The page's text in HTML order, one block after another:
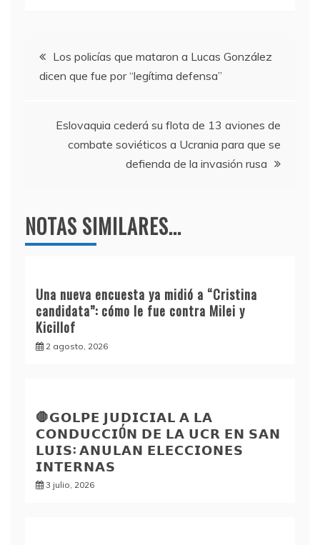
b
o
k
a
m
A
p
Navegación
de
entradas
Los policías que mataron a Lucas González
dicen que fue por “legítima defensa”
Eslovaquia cederá su flota de 13 aviones de
combate soviéticos a Ucrania para que se
defienda de la invasión rusa
NOTAS SIMILARES...
Una nueva encuesta ya midió a “Cristina
candidata”: cómo le fue contra Milei y
Kicillof
2 agosto, 2026
🛑𝗚𝗢𝗟𝗣𝗘 𝗝𝗨𝗗𝗜𝗖𝗜𝗔𝗟 𝗔 𝗟𝗔
𝗖𝗢𝗡𝗗𝗨𝗖𝗖𝗜Ó𝗡 𝗗𝗘 𝗟𝗔 𝗨𝗖𝗥 𝗘𝗡 𝗦𝗔𝗡
𝗟𝗨𝗜𝗦: 𝗔𝗡𝗨𝗟𝗔𝗡 𝗘𝗟𝗘𝗖𝗖𝗜𝗢𝗡𝗘𝗦
𝗜𝗡𝗧𝗘𝗥𝗡𝗔𝗦
3 julio, 2026